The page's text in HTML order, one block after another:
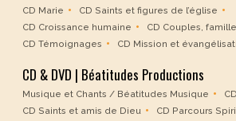
CD Marie
CD Saints et figures de l’église
CD Croissance humaine
CD Couples,
CD Témoignages
CD Mission et
CD & DVD | Béatitudes Productions
Musique et Chants / Béatitudes Musique
CD Saints et amis de Dieu
CD Parcours